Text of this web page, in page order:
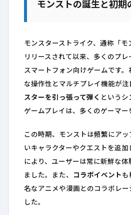
モンストの誕生と初期
モンスターストライク、通称「モ
リリースされて以来、多くのプ
スマートフォン向けゲームです
な操作性とマルチプレイ機能が注
スターを引っ張って弾く というシ
ゲームプレイは、多くのゲーマー
この時期、モンストは頻繁にア
いキャラクターやクエストを追
により、ユーザーは常に新鮮な体
ました。また、 コラボイベント も
名なアニメや漫画とのコラボレー
した。